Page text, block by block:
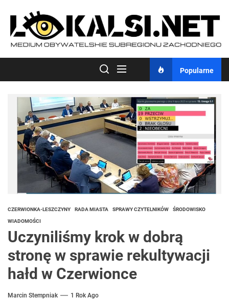
content
Popularne
CZERWIONKA-LESZCZYNY RADA MIASTA SPRAWY CZYTELNIKÓW ŚRODOWISKO
WIADOMOŚCI
Uczyniliśmy krok w dobrą
stronę w sprawie rekultywacji
hałd w Czerwionce
Marcin Stempniak 1 Rok Ago